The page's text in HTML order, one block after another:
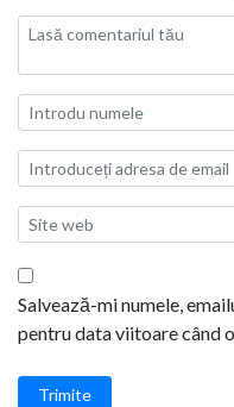
Salvează-mi numele,
pentru data viitoare când
Trimite